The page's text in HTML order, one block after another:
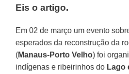
Eis o artigo.
Em 02 de março um evento
esperados da reconstrução da
(Manaus-Porto Velho) foi
indígenas e ribeirinhos do Lago